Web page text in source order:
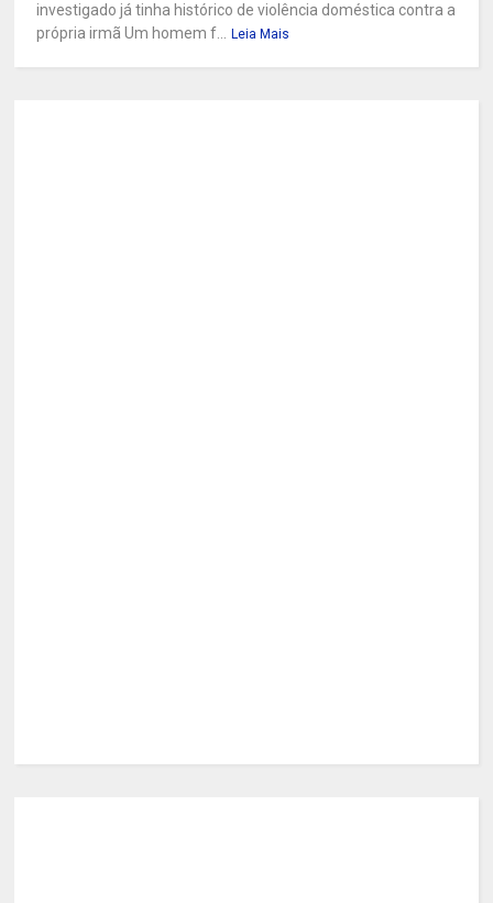
investigado já tinha histórico de violência doméstica contra a
própria irmã Um homem f... Leia Mais